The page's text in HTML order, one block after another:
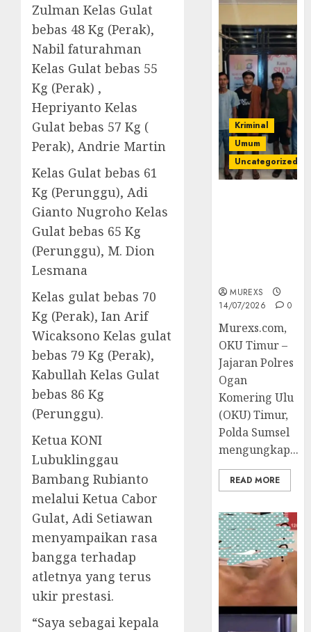
Zulman Kelas Gulat
bebas 48 Kg (Perak),
Nabil faturahman
Kelas Gulat bebas 55
Kg (Perak) ,
Hepriyanto Kelas
Gulat bebas 57 Kg (
Perak), Andrie Martin
Kelas Gulat bebas 61
Kg (Perunggu), Adi
Gianto Nugroho Kelas
Gulat bebas 65 Kg
(Perunggu), M. Dion
Lesmana
Kelas gulat bebas 70
Kg (Perak), Ian Arif
Wicaksono Kelas gulat
bebas 79 Kg (Perak),
Kabullah Kelas Gulat
bebas 86 Kg
(Perunggu).
Ketua KONI
Lubuklinggau
Bambang Rubianto
melalui Ketua Cabor
Gulat, Adi Setiawan
menyampaikan rasa
bangga terhadap
atletnya yang terus
ukir prestasi.
“Saya sebagai kepala
Kriminal
Umum
Uncategorized
MUREXS
14/07/2026
0
Murexs.com,
OKU Timur –
Jajaran Polres
Ogan
Komering Ulu
(OKU) Timur,
Polda Sumsel
mengungkap...
READ MORE